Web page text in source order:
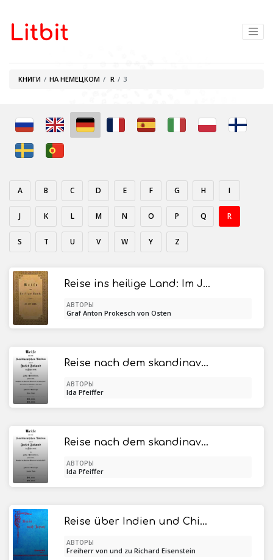
КНИГИ НА НЕМЕЦКОМ R 3
Reise ins heilige Land: Im Jahr 1829
АВТОРЫ
Graf Anton Prokesch von Osten
Reise nach dem skandinavischen Norden und der Insel Island im Jahre 1845. Erster Band.
АВТОРЫ
Ida Pfeiffer
Reise nach dem skandinavischen Norden und der Insel Island im Jahre 1845. Zweiter Band.
АВТОРЫ
Ida Pfeiffer
Reise über Indien und China nach Japan. / Tagebuch mit Erfahrungen, um zu überseeischen Reisen und Unternehmungen anzuregen.
АВТОРЫ
Freiherr von und zu Richard Eisenstein
A B C D E F G H I
J K L M N O P Q R
S T U V W Y Z